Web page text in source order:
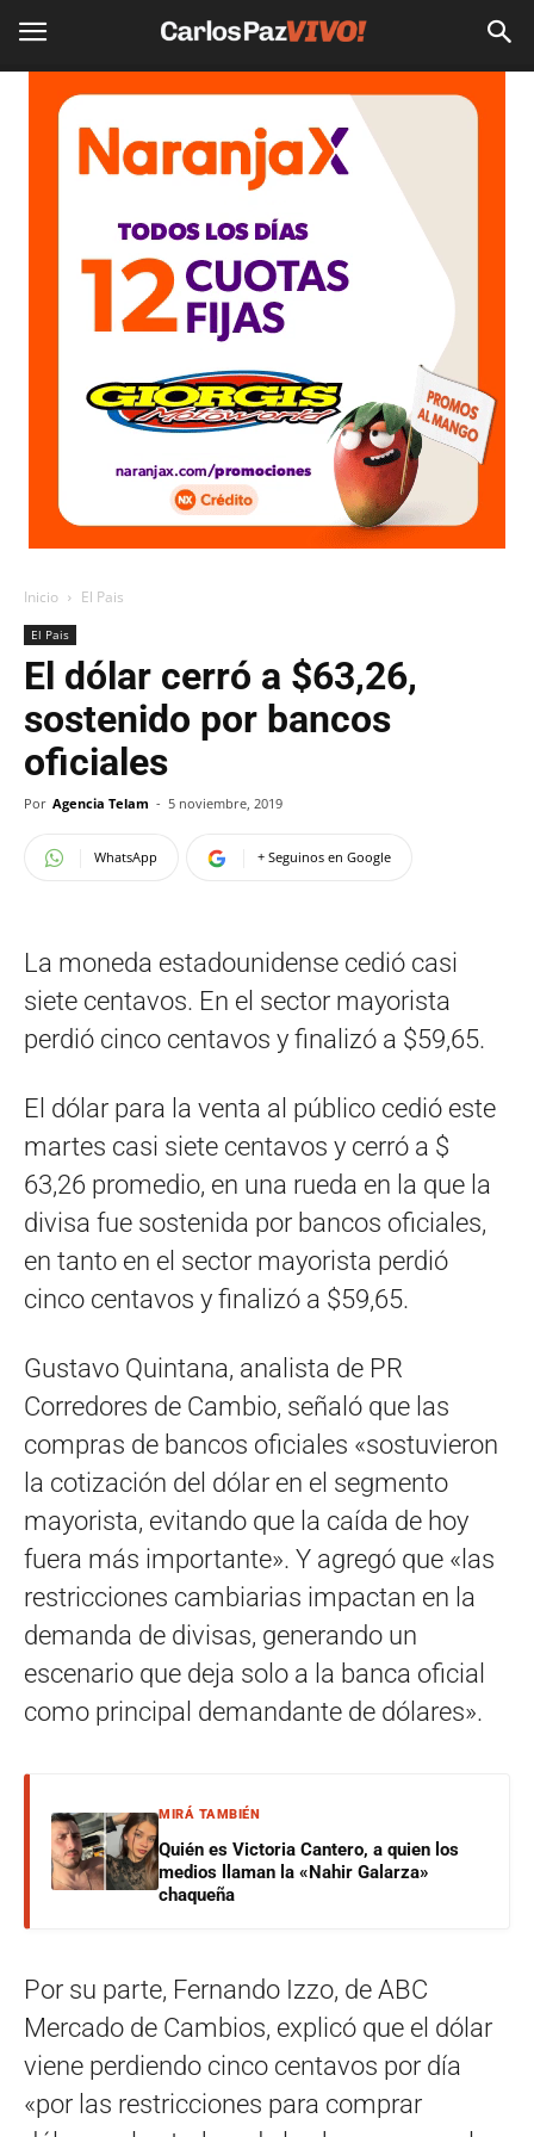
Inicio El Pais
El Pais
El dólar cerró a $63,26,
sostenido por bancos
oficiales
Por Agencia Telam - 5 noviembre, 2019
WhatsApp + Seguinos en Google
La moneda estadounidense cedió casi
siete centavos. En el sector mayorista
perdió cinco centavos y finalizó a $59,65.
El dólar para la venta al público cedió este
martes casi siete centavos y cerró a $
63,26 promedio, en una rueda en la que la
divisa fue sostenida por bancos oficiales,
en tanto en el sector mayorista perdió
cinco centavos y finalizó a $59,65.
Gustavo Quintana, analista de PR
Corredores de Cambio, señaló que las
compras de bancos oficiales «sostuvieron
la cotización del dólar en el segmento
mayorista, evitando que la caída de hoy
fuera más importante». Y agregó que «las
restricciones cambiarias impactan en la
demanda de divisas, generando un
escenario que deja solo a la banca oficial
como principal demandante de dólares».
MIRÁ TAMBIÉN
Quién es Victoria Cantero, a quien los
medios llaman la «Nahir Galarza»
chaqueña
Por su parte, Fernando Izzo, de ABC
Mercado de Cambios, explicó que el dólar
viene perdiendo cinco centavos por día
«por las restricciones para comprar